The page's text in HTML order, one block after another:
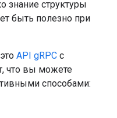
знание структуры
быть полезно при
API gRPC с
что вы можете
способами: